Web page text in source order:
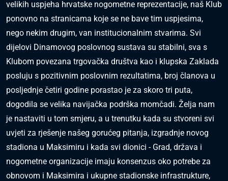
velikih uspjeha hrvatske nogometne reprezentacije, naš Klub
ponovno na stranicama koje se ne bave tim uspjesima,
nego nekim drugim, van institucionalnim stvarima. Svi
dijelovi Dinamovog poslovnog sustava su stabilni, sva s
Klubom povezana trgovačka društva kao i klupska Zaklada
posluju s pozitivnim poslovnim rezultatima, broj članova u
posljednje četiri godine porastao je za skoro tri puta,
dogodila se velika navijačka podrška momčadi. Želja nam
je nastaviti u tom smjeru, a u trenutku kada su stvoreni svi
uvjeti za rješenje našeg gorućeg pitanja, izgradnje novog
stadiona u Maksimiru i kada svi dionici - Grad, država i
nogometne organizacije imaju konsenzus oko potrebe za
obnovom i Maksimira i ukupne stadionske infrastrukture,